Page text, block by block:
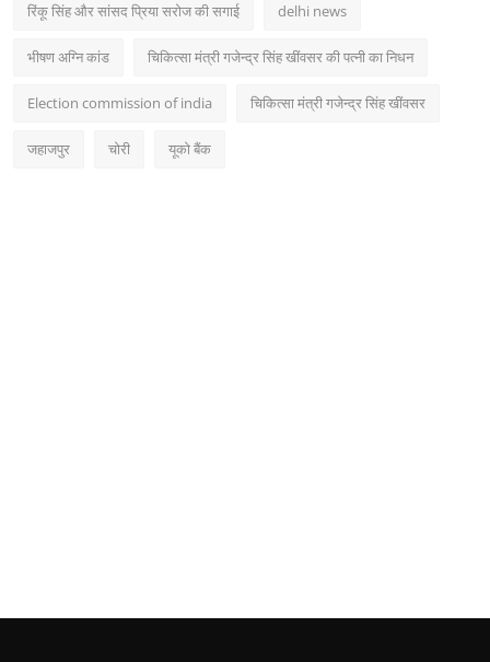
रिंकू सिंह और सांसद प्रिया सरोज की सगाई delhi news
भीषण अग्नि कांड चिकित्सा मंत्री गजेन्द्र सिंह खींवसर की पत्नी का निधन
Election commission of india चिकित्सा मंत्री गजेन्द्र सिंह खींवसर
जहाजपुर चोरी यूको बैंक